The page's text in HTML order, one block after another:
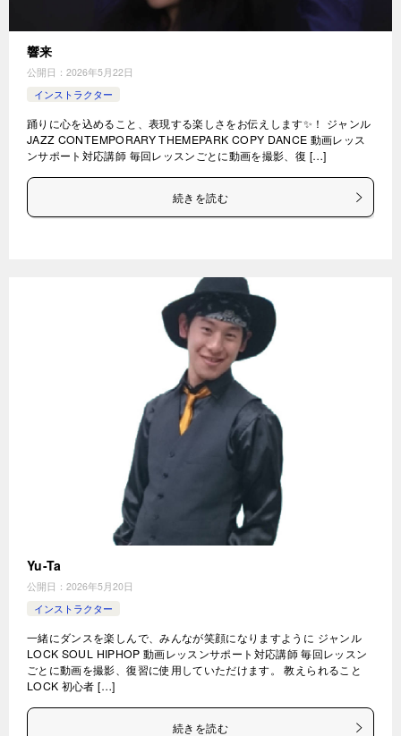
響来
公開日： 2026年5月22日
インストラクター
踊りに心を込めること、表現する楽しさをお伝えします✨！ ジャンル
JAZZ CONTEMPORARY THEMEPARK COPY DANCE 動画レッス
ンサポート対応講師 毎回レッスンごとに動画を撮影、復 […]
続きを読む
Yu-Ta
公開日： 2026年5月20日
インストラクター
一緒にダンスを楽しんで、みんなが笑顔になりますように ジャンル
LOCK SOUL HIPHOP 動画レッスンサポート対応講師 毎回レッスン
ごとに動画を撮影、復習に使用していただけます。 教えられること
LOCK 初心者 […]
続きを読む